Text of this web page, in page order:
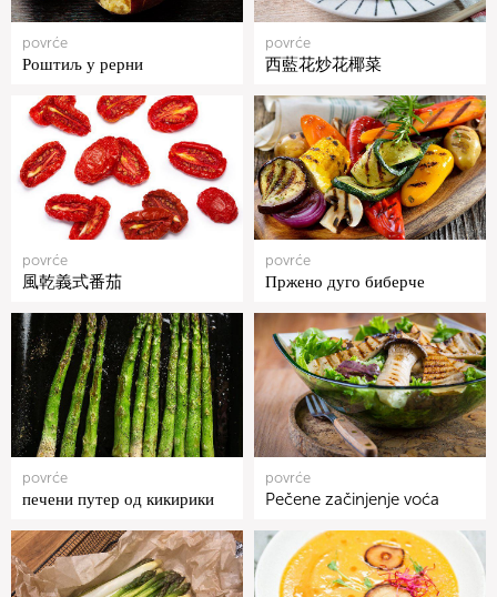
povrće
Роштиљ у рерни
povrće
西藍花炒花椰菜
povrće
風乾義式番茄
povrće
Пржено дуго биберче
povrće
печени путер од кикирики
povrće
Pečene začinjenje voća